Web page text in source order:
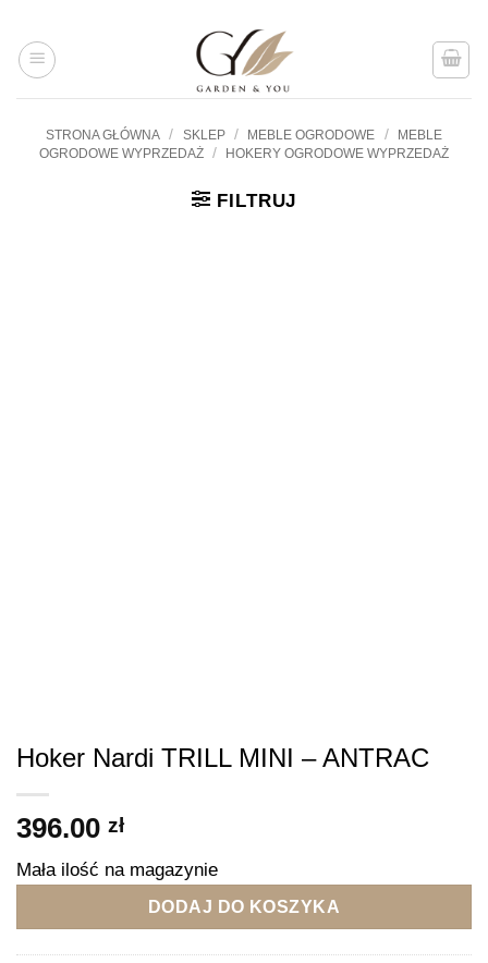
treści
STRONA GŁÓWNA / SKLEP / MEBLE OGRODOWE /
MEBLE
OGRODOWE WYPRZEDAŻ / HOKERY OGRODOWE WYPRZEDAŻ
FILTRUJ
Hoker Nardi TRILL MINI – ANTRAC
396.00 zł
Mała ilość na magazynie
DODAJ DO KOSZYKA